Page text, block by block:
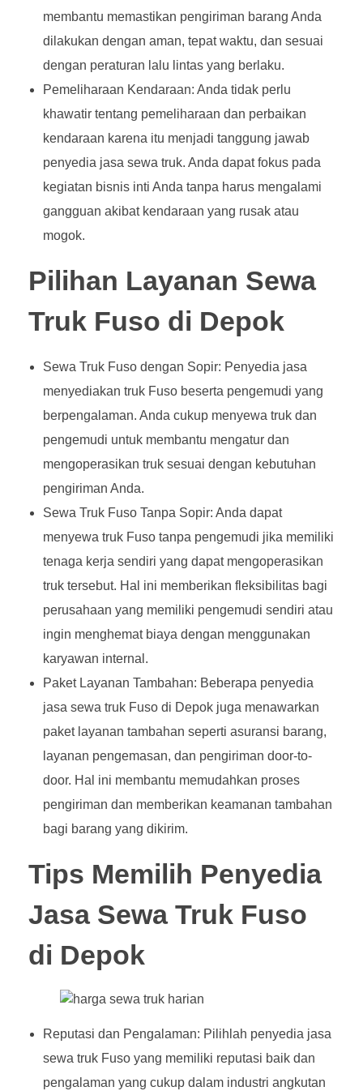
membantu memastikan pengiriman barang Anda
dilakukan dengan aman, tepat waktu, dan sesuai
dengan peraturan lalu lintas yang berlaku.
Pemeliharaan Kendaraan: Anda tidak perlu
khawatir tentang pemeliharaan dan perbaikan
kendaraan karena itu menjadi tanggung jawab
penyedia jasa sewa truk. Anda dapat fokus pada
kegiatan bisnis inti Anda tanpa harus mengalami
gangguan akibat kendaraan yang rusak atau
mogok.
Pilihan Layanan Sewa
Truk Fuso di Depok
Sewa Truk Fuso dengan Sopir: Penyedia jasa
menyediakan truk Fuso beserta pengemudi yang
berpengalaman. Anda cukup menyewa truk dan
pengemudi untuk membantu mengatur dan
mengoperasikan truk sesuai dengan kebutuhan
pengiriman Anda.
Sewa Truk Fuso Tanpa Sopir: Anda dapat
menyewa truk Fuso tanpa pengemudi jika memiliki
tenaga kerja sendiri yang dapat mengoperasikan
truk tersebut. Hal ini memberikan fleksibilitas bagi
perusahaan yang memiliki pengemudi sendiri atau
ingin menghemat biaya dengan menggunakan
karyawan internal.
Paket Layanan Tambahan: Beberapa penyedia
jasa sewa truk Fuso di Depok juga menawarkan
paket layanan tambahan seperti asuransi barang,
layanan pengemasan, dan pengiriman door-to-
door. Hal ini membantu memudahkan proses
pengiriman dan memberikan keamanan tambahan
bagi barang yang dikirim.
Tips Memilih Penyedia
Jasa Sewa Truk Fuso
di Depok
Reputasi dan Pengalaman: Pilihlah penyedia jasa
sewa truk Fuso yang memiliki reputasi baik dan
pengalaman yang cukup dalam industri angkutan